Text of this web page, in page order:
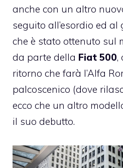
anche con un altro
seguito all’esordio ed al
che è stato ottenuto sul
da parte della Fiat 500,
ritorno che farà l’Alfa
palcoscenico (dove
ecco che un altro
il suo debutto.